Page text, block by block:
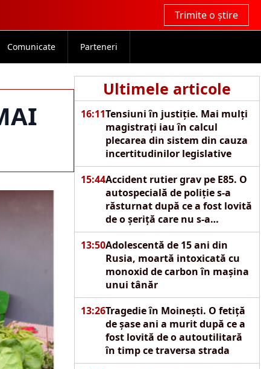
Trimite o știre
Comunicate Parteneri
Ultimele articole
16:11Tensiuni în justiție. Mai mulți
magistrați iau în calcul
plecarea din sistem din cauza
incertitudinilor legislative
15:44Accident rutier grav pe E85. O
autospecială de poliție s-a
răsturnat după ce a fost lovită
de o șeriță care nu s-a
asigurat
13:50Adolescentă de 15 ani din
Rusia, moartă intoxicată cu
monoxid de carbon în mașina
unui tânăr
13:26Tragedie în Moinești. O fetiță
de șase ani a murit după ce a
fost lovită de o autoutilitară
în timp ce traversa strada